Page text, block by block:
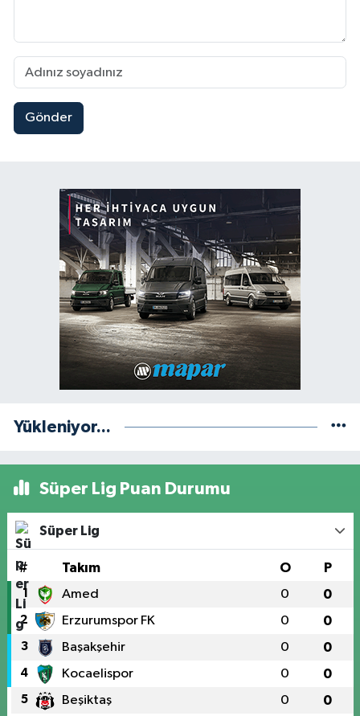
Gönder
Yükleniyor...
Süper Lig Puan Durumu
Süper Lig
# Takım O P
1 Amed 0 0
2 Erzurumspor FK 0 0
3 Başakşehir 0 0
4 Kocaelispor 0 0
5 Beşiktaş 0 0